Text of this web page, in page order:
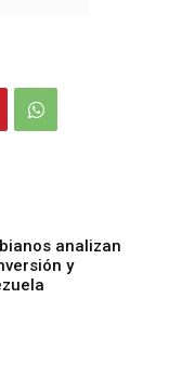
analizan
y